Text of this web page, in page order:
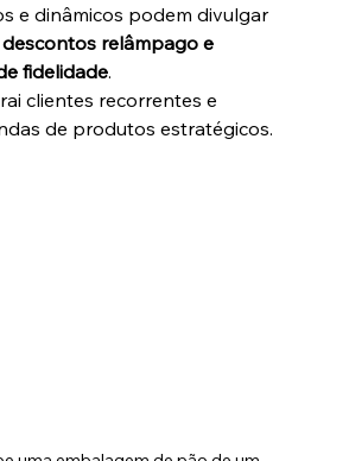
e dinâmicos podem divulgar
relâmpago e
fidelidade.
clientes recorrentes e
de produtos estratégicos.